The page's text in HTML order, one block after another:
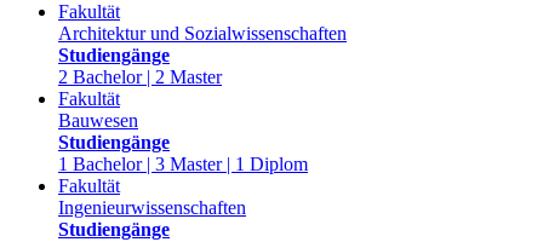
Fakultät
Architektur und Sozialwissenschaften
Studiengänge
2 Bachelor | 2 Master
Fakultät
Bauwesen
Studiengänge
1 Bachelor | 3 Master | 1 Diplom
Fakultät
Ingenieurwissenschaften
Studiengänge